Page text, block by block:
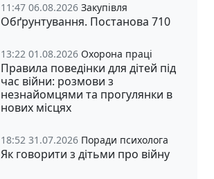
11:47 06.08.2026 Закупівля
Обґрунтування. Постанова 710
13:22 01.08.2026 Охорона праці
Правила поведінки для дітей під
час війни: розмови з
незнайомцями та прогулянки в
нових місцях
18:52 31.07.2026 Поради психолога
Як говорити з дітьми про війну